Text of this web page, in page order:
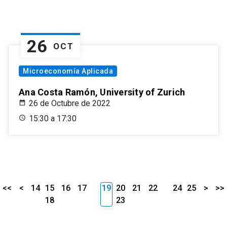
26 OCT
Microeconomía Aplicada
Ana Costa Ramón, University of Zurich
26 de Octubre de 2022
15:30 a 17:30
<< < 14 15 16
17
18
19 20 21
22
23
24 25 > >>